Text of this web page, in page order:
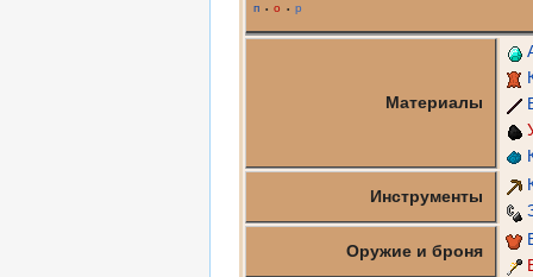
п • о • р
Материалы
Инструменты
Оружие и броня